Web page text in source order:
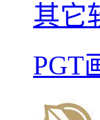
其它
PGT